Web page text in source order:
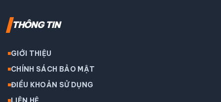
THÔNG TIN
GIỚI THIỆU
CHÍNH SÁCH BẢO MẬT
ĐIỀU KHOẢN SỬ DỤNG